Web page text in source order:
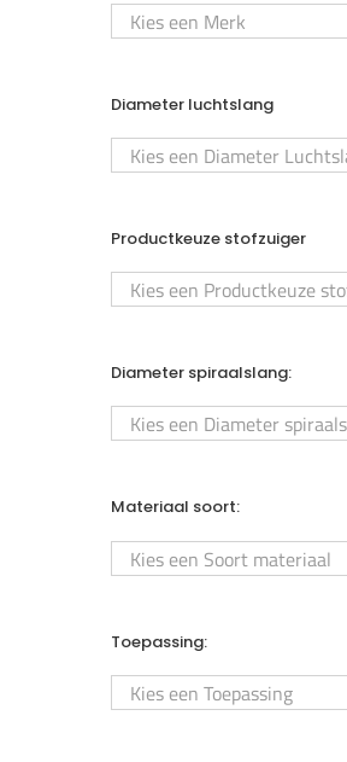
Kies een Merk
Diameter luchtslang
Productkeuze stofzuiger
Diameter spiraalslang:
Materiaal soort:
Kies een Soort materiaal
Toepassing:
Kies een Toepassing